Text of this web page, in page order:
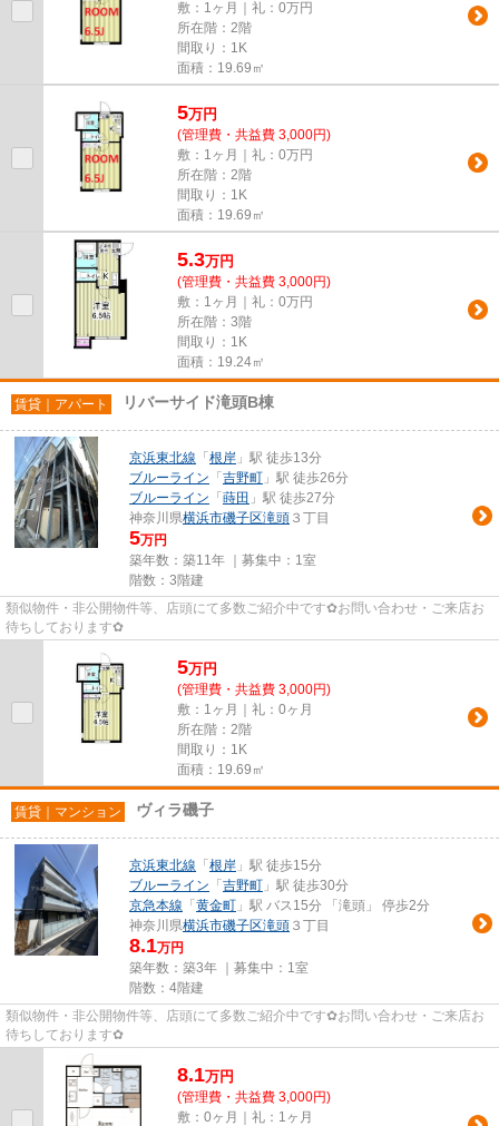
敷：1ヶ月｜礼：0万円
所在階：2階
間取り：1K
面積：19.69㎡
5万円
(管理費・共益費 3,000円)
敷：1ヶ月｜礼：0万円
所在階：2階
間取り：1K
面積：19.69㎡
5.3万円
(管理費・共益費 3,000円)
敷：1ヶ月｜礼：0万円
所在階：3階
間取り：1K
面積：19.24㎡
賃貸｜アパート リバーサイド滝頭B棟
京浜東北線 「 根岸 」駅 徒歩13分
ブルーライン 「 吉野町 」駅 徒歩26分
ブルーライン 「 蒔田 」駅 徒歩27分
神奈川県横浜市磯子区滝頭 ３丁目
5万円
築年数：築11年 ｜募集中： 1室
階数：3階建
類似物件・非公開物件等、店頭にて多数ご紹介中です✿お問い合わせ・ご来店お
待ちしております✿
5万円
(管理費・共益費 3,000円)
敷：1ヶ月｜礼：0ヶ月
所在階：2階
間取り：1K
面積：19.69㎡
賃貸｜マンション ヴィラ磯子
京浜東北線 「 根岸 」駅 徒歩15分
ブルーライン 「 吉野町 」駅 徒歩30分
京急本線 「 黄金町 」駅 バス15分 「滝頭」 停歩2分
神奈川県横浜市磯子区滝頭 ３丁目
8.1万円
築年数：築3年 ｜募集中： 1室
階数：4階建
類似物件・非公開物件等、店頭にて多数ご紹介中です✿お問い合わせ・ご来店お
待ちしております✿
8.1万円
(管理費・共益費 3,000円)
敷：0ヶ月｜礼：1ヶ月